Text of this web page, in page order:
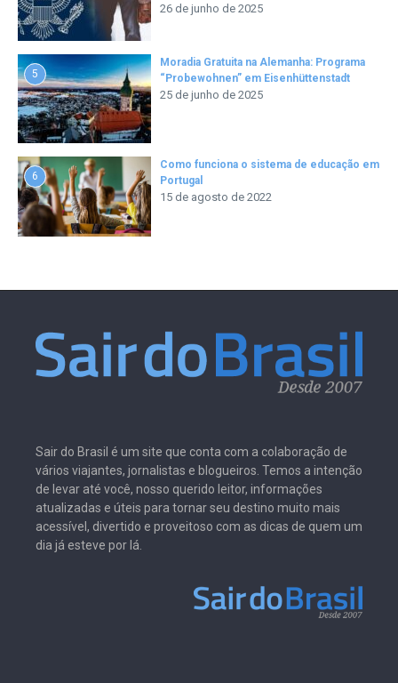
26 de junho de 2025
5
Moradia Gratuita na Alemanha: Programa
“Probewohnen” em Eisenhüttenstadt
25 de junho de 2025
6
Como funciona o sistema de educação em
Portugal
15 de agosto de 2022
Sair do Brasil é um site que conta com a colaboração de
vários viajantes, jornalistas e blogueiros. Temos a intenção
de levar até você, nosso querido leitor, informações
atualizadas e úteis para tornar seu destino muito mais
acessível, divertido e proveitoso com as dicas de quem um
dia já esteve por lá.